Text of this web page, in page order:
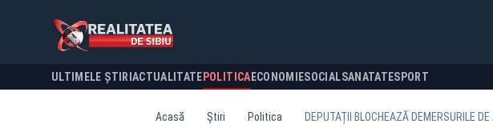
ULTIMELE ȘTIRI ACTUALITATE POLITICA ECONOMIESOCIALSANATATESPORT
Acasă Știri Politica DEPUTAȚII BLOCHEAZĂ DEMERSURILE